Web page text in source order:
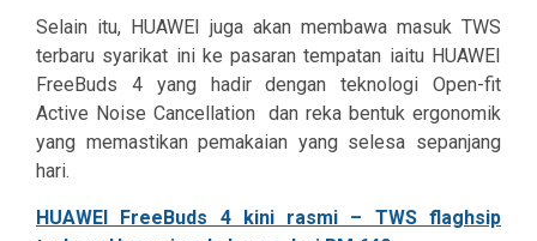
Selain itu, HUAWEI juga akan membawa masuk TWS
terbaru syarikat ini ke pasaran tempatan iaitu HUAWEI
FreeBuds 4 yang hadir dengan teknologi Open-fit
Active Noise Cancellation
dan reka bentuk ergonomik
yang memastikan pemakaian yang selesa sepanjang
hari.
HUAWEI FreeBuds 4 kini rasmi – TWS flaghsip